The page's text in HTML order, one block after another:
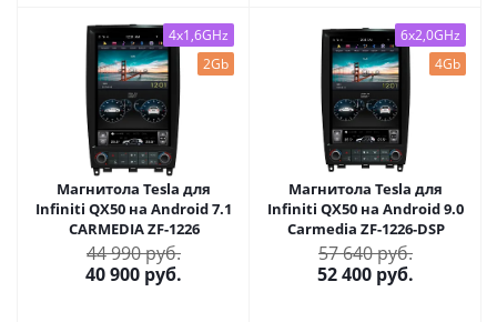
4x1,6GHz
2Gb
Магнитола Tesla для
Infiniti QX50 на Android 7.1
CARMEDIA ZF-1226
44 990 руб.
40 900 руб.
6x2,0GHz
4Gb
Магнитола Tesla для
Infiniti QX50 на Android 9.0
Carmedia ZF-1226-DSP
57 640 руб.
52 400 руб.